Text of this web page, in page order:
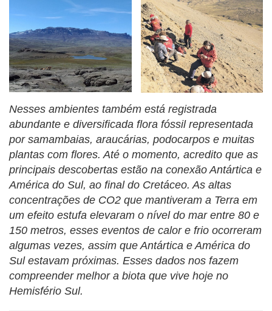
Nesses ambientes também está registrada
abundante e diversificada flora fóssil representada
por samambaias, araucárias, podocarpos e muitas
plantas com flores. Até o momento, acredito que as
principais descobertas estão na conexão Antártica e
América do Sul, ao final do Cretáceo. As altas
concentrações de CO2 que mantiveram a Terra em
um efeito estufa elevaram o nível do mar entre 80 e
150 metros, esses eventos de calor e frio ocorreram
algumas vezes, assim que Antártica e América do
Sul estavam próximas. Esses dados nos fazem
compreender melhor a biota que vive hoje no
Hemisfério Sul.